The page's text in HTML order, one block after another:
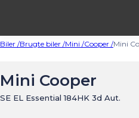
Biler /Brugte biler /Mini /Cooper /Mini
Mini Cooper
SE EL Essential 184HK 3d Aut.